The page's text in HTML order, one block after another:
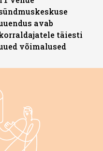
avab
täiesti
võimalused